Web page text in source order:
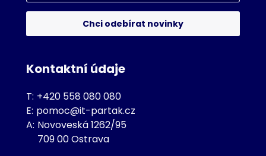
Chci odebírat novinky
Kontaktní údaje
T: +420 558 080 080
E: pomoc@it-partak.cz
A: Novoveská 1262/95
709 00 Ostrava